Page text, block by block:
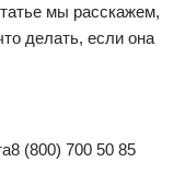
мы расскажем,
делать, если она
(800) 700 50 85